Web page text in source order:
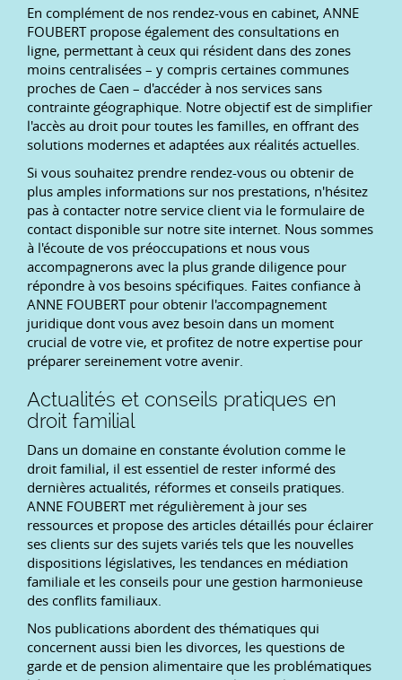
En complément de nos rendez-vous en cabinet, ANNE
FOUBERT propose également des consultations en
ligne, permettant à ceux qui résident dans des zones
moins centralisées – y compris certaines communes
proches de Caen – d'accéder à nos services sans
contrainte géographique. Notre objectif est de simplifier
l'accès au droit pour toutes les familles, en offrant des
solutions modernes et adaptées aux réalités actuelles.
Si vous souhaitez prendre rendez-vous ou obtenir de
plus amples informations sur nos prestations, n'hésitez
pas à contacter notre service client via le formulaire de
contact disponible sur notre site internet. Nous sommes
à l'écoute de vos préoccupations et nous vous
accompagnerons avec la plus grande diligence pour
répondre à vos besoins spécifiques. Faites confiance à
ANNE FOUBERT pour obtenir l'accompagnement
juridique dont vous avez besoin dans un moment
crucial de votre vie, et profitez de notre expertise pour
préparer sereinement votre avenir.
Actualités et conseils pratiques en
droit familial
Dans un domaine en constante évolution comme le
droit familial, il est essentiel de rester informé des
dernières actualités, réformes et conseils pratiques.
ANNE FOUBERT met régulièrement à jour ses
ressources et propose des articles détaillés pour éclairer
ses clients sur des sujets variés tels que les nouvelles
dispositions législatives, les tendances en médiation
familiale et les conseils pour une gestion harmonieuse
des conflits familiaux.
Nos publications abordent des thématiques qui
concernent aussi bien les divorces, les questions de
garde et de pension alimentaire que les problématiques